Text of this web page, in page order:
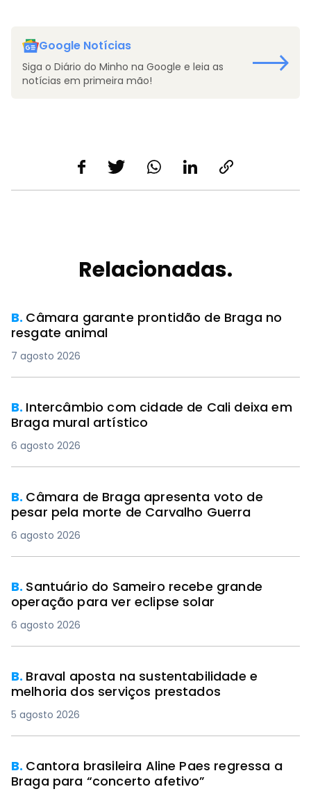
Google Notícias
Siga o Diário do Minho na Google e leia as
notícias em primeira mão!
Relacionadas.
B. Câmara garante prontidão de Braga no
resgate animal
7 agosto 2026
B. Intercâmbio com cidade de Cali deixa em
Braga mural artístico
6 agosto 2026
B. Câmara de Braga apresenta voto de
pesar pela morte de Carvalho Guerra
6 agosto 2026
B. Santuário do Sameiro recebe grande
operação para ver eclipse solar
6 agosto 2026
B. Braval aposta na sustentabilidade e
melhoria dos serviços prestados
5 agosto 2026
B. Cantora brasileira Aline Paes regressa a
Braga para “concerto afetivo”